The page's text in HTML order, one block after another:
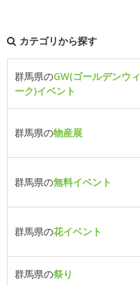
カテゴリから探す
群馬県のGW(ゴールデンウィ
ーク)イベント
群馬県の物産展
群馬県の無料イベント
群馬県の花イベント
群馬県の祭り